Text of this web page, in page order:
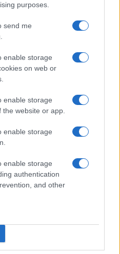
purposes.
send me
enable storage
on web or
enable storage
website or app.
enable storage
enable storage
authentication
and other